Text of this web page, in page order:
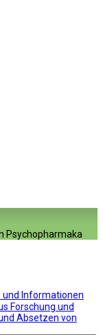
Psychopharmaka
und Informationen
Forschung und
Absetzen von